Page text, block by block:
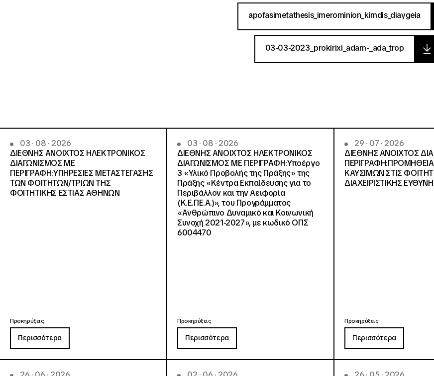
apofasimetathesis_imerominion_kimdis_diaygeia
03-03-2023_prokirixi_adam-_ada_trop
03 · 08 · 2026
ΔΙΕΘΝΗΣ ΑΝΟΙΧΤΟΣ ΗΛΕΚΤΡΟΝΙΚΟΣ
ΔΙΑΓΩΝΙΣΜΟΣ ΜΕ
ΠΕΡΙΓΡΑΦΗ:ΥΠΗΡΕΣΙΕΣ METAΣΤΕΓΑΣΗΣ
ΤΩΝ ΦΟΙΤΗΤΩΝ/ΤΡΙΩΝ ΤΗΣ
ΦΟΙΤΗΤΙΚΗΣ ΕΣΤΙΑΣ ΑΘΗΝΩΝ
Προκηρύξεις
Περισσότερα
03 · 08 · 2026
ΔΙΕΘΝΗΣ ΑΝΟΙΧΤΟΣ ΗΛΕΚΤΡΟΝΙΚΟΣ
ΔΙΑΓΩΝΙΣΜΟΣ ΜΕ ΠΕΡΙΓΡΑΦΗ:Υποέργο
3 «Υλικό Προβολής της Πράξης» της
Πράξης «Κέντρα Εκπαίδευσης για το
Περιβάλλον και την Αειφορία
(Κ.Ε.ΠΕ.Α.)», του Προγράμματος
«Ανθρώπινο Δυναμικό και Κοινωνική
Συνοχή 2021-2027», με κωδικό ΟΠΣ
6004470
Προκηρύξεις
Περισσότερα
29 · 07 · 2026
ΔΙΕΘΝΗΣ ΑΝΟΙΧΤΟΣ
ΚΑΥΣΙΜΩΝ ΣΤΙΣ
ΔΙΑΧΕΙΡΙΣΤΙΚΗΣ
Προκηρύξεις
Περισσότερα